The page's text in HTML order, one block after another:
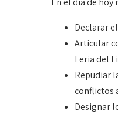
Declarar
Articular
Feria del
Repudiar
conflictos
Designar